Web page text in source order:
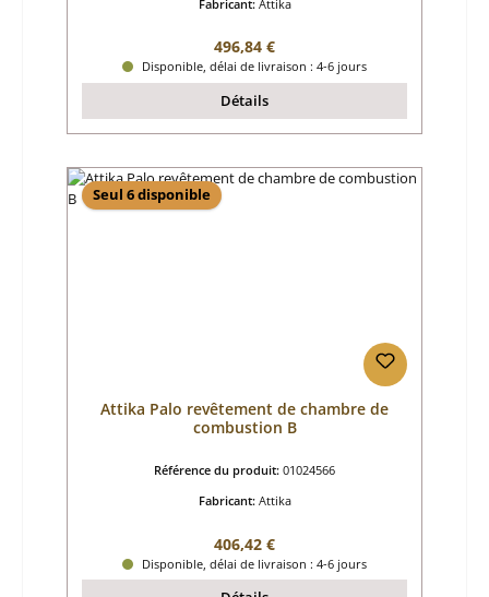
Fabricant: Attika
Prix régulier :
496,84 €
Disponible, délai de livraison : 4-6 jours
Détails
Seul 6 disponible
Attika Palo revêtement de chambre de
combustion B
Référence du produit: 01024566
Fabricant: Attika
Prix régulier :
406,42 €
Disponible, délai de livraison : 4-6 jours